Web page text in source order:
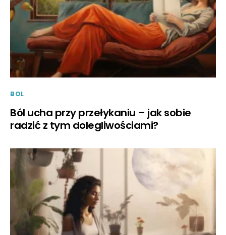
BOL
Ból ucha przy przełykaniu – jak sobie
radzić z tym dolegliwościami?